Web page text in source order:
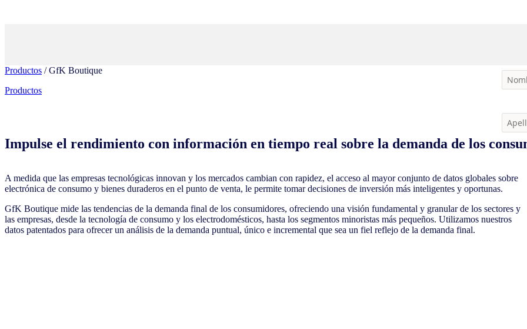
Productos / GfK Boutique
Productos
Impulse el rendimiento con información en tiempo real sobre la demanda de los
A medida que las empresas tecnológicas innovan y los mercados cambian con rapidez, el acceso al mayor conjunto de datos globales sobre
electrónica de consumo y bienes duraderos en el punto de venta, le permite tomar decisiones de inversión más inteligentes y oportunas.
GfK Boutique mide las tendencias de la demanda final de los consumidores, ofreciendo una visión fundamental y granular de los sectores y
las empresas, desde la tecnología de consumo y los electrodomésticos, hasta los segmentos minoristas más pequeños. Utilizamos nuestros
datos patentados para ofrecer un análisis de la demanda puntual, único e incremental que sea un fiel reflejo de la demanda final.